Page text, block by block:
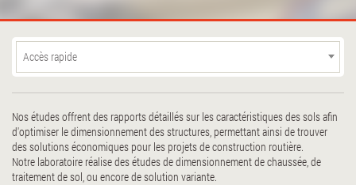
Accès rapide
Nos études offrent des rapports détaillés sur les caractéristiques des sols afin
d'optimiser le dimensionnement des structures, permettant ainsi de trouver
des solutions économiques pour les projets de construction routière.
Notre laboratoire réalise des études de dimensionnement de chaussée, de
traitement de sol, ou encore de solution variante.